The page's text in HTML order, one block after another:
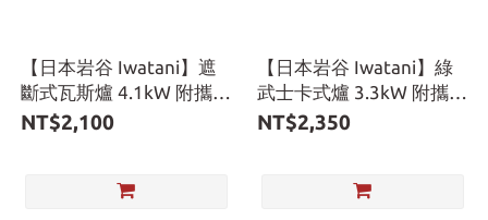
【日本岩谷 Iwatani】遮
斷式瓦斯爐 4.1kW 附攜帶
盒 CB-AH-41N
NT$2,100
【日本岩谷 Iwatani】綠
武士卡式爐 3.3kW 附攜帶
盒 CB-ODX-1-OL
NT$2,350